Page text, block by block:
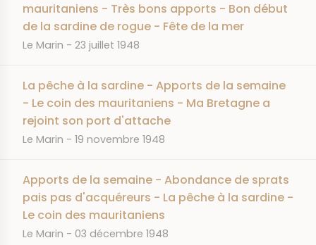
mauritaniens - Très bons apports - Bon début
de la sardine de rogue - Fête de la mer
JOURNAL
Le Marin DATE
23 juillet 1948
La pêche à la sardine - Apports de la semaine
- Le coin des mauritaniens - Ma Bretagne a
rejoint son port d'attache
JOURNAL
Le Marin DATE
19 novembre 1948
Apports de la semaine - Abondance de sprats
pais pas d'acquéreurs - La pêche à la sardine -
Le coin des mauritaniens
JOURNAL
Le Marin DATE
03 décembre 1948